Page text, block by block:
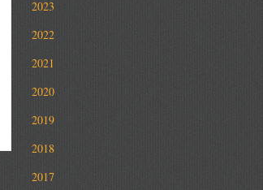
2023
2022
2021
2020
2019
2018
2017